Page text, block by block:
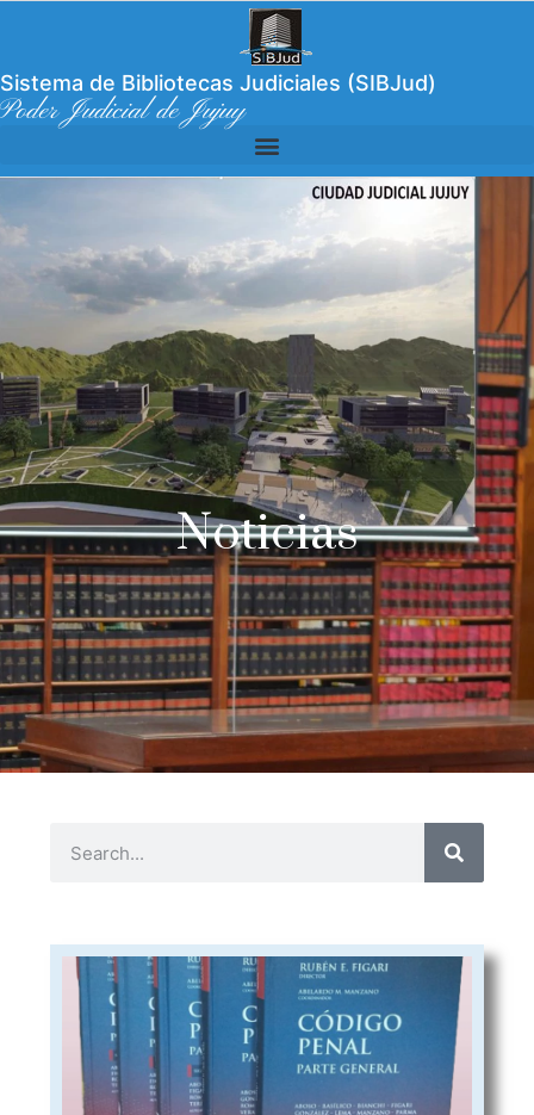
Sistema de Bibliotecas Judiciales (SIBJud)
Poder Judicial de Jujuy
Noticias